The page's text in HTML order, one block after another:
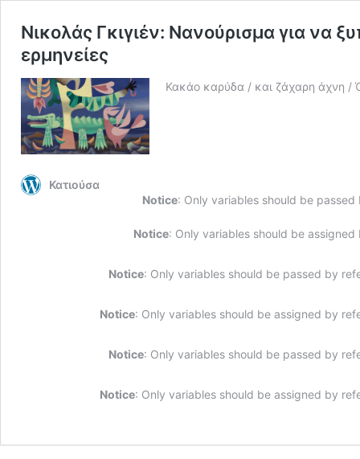
Νικολάς Γκιγιέν: Νανούρισμα για να
ερμηνείες
Κακάο καρύδα / και ζάχαρη άχνη /
Κατιούσα
Notice: Only variables should be
Notice: Only variables should be
Notice: Only variables should be passed by
Notice: Only variables should be assigned by
Notice: Only variables should be passed by
Notice: Only variables should be assigned by